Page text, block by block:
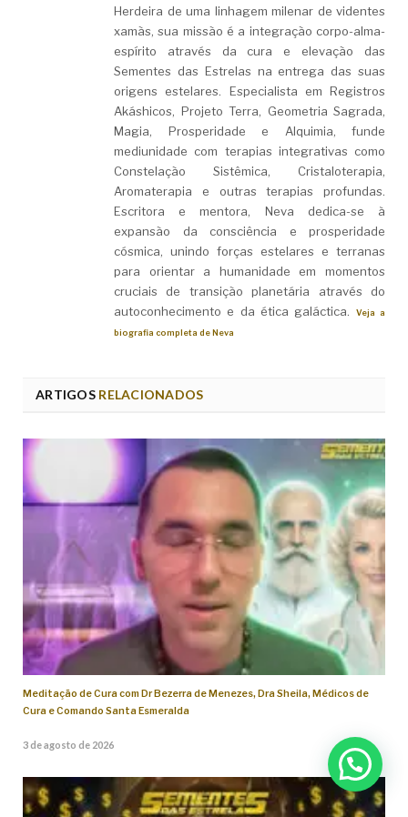
Herdeira de uma linhagem milenar de videntes
xamãs, sua missão é a integração corpo-alma-
espírito através da cura e elevação das
Sementes das Estrelas na entrega das suas
origens estelares. Especialista em Registros
Akáshicos, Projeto Terra, Geometria Sagrada,
Magia, Prosperidade e Alquimia, funde
mediunidade com terapias integrativas como
Constelação Sistêmica, Cristaloterapia,
Aromaterapia e outras terapias profundas.
Escritora e mentora, Neva dedica-se à
expansão da consciência e prosperidade
cósmica, unindo forças estelares e terranas
para orientar a humanidade em momentos
cruciais de transição planetária através do
autoconhecimento e da ética galáctica.
Veja a
biografia completa de Neva
ARTIGOSRELACIONADOS
Meditação de Cura com Dr Bezerra de Menezes, Dra Sheila, Médicos de
Cura e Comando Santa Esmeralda
3 de agosto de 2026